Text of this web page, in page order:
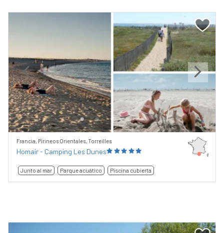
Previous Next
Francia, Pirineos Orientales, Torreilles
Homair - Camping Les Dunes
Junto al mar Parque acuático Piscina cubierta